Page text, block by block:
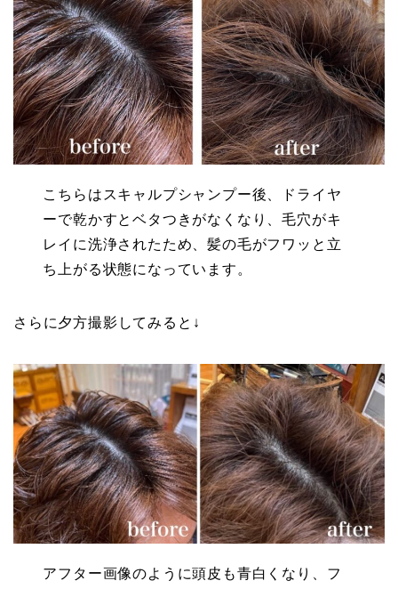
こちらはスキャルプシャンプー後、ドライヤ
ーで乾かすとベタつきがなくなり、毛穴がキ
レイに洗浄されたため、髪の毛がフワッと立
ち上がる状態になっています。
さらに夕方撮影してみると↓
アフター画像のように頭皮も青白くなり、フ